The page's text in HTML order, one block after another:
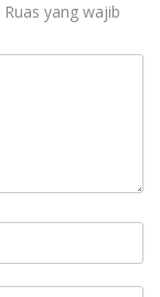
Ruas yang wajib